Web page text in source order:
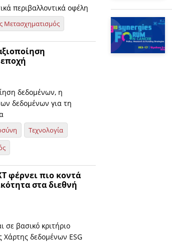
περιβαλλοντικά οφέλη
Μετασχηματισμός
δεδομένων, η
δεδομένων για τη
Τεχνολογία
φέρνει πιο κοντά
στα διεθνή
σε βασικό κριτήριο
Χάρτης δεδομένων ESG